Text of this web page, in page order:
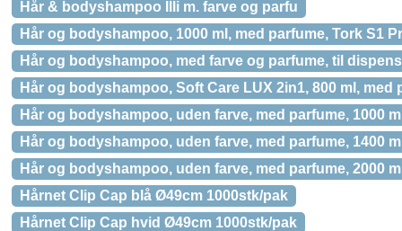
Hår & bodyshampoo Illi m. farve og parfu
Hår og bodyshampoo, 1000 ml, med parfume, Tork S1
Hår og bodyshampoo, med farve og parfume, til
Hår og bodyshampoo, Soft Care LUX 2in1, 800 ml, med
Hår og bodyshampoo, uden farve, med parfume, 1000
Hår og bodyshampoo, uden farve, med parfume, 1400
Hår og bodyshampoo, uden farve, med parfume, 2000
Hårnet Clip Cap blå Ø49cm 1000stk/pak
Hårnet Clip Cap hvid Ø49cm 1000stk/pak